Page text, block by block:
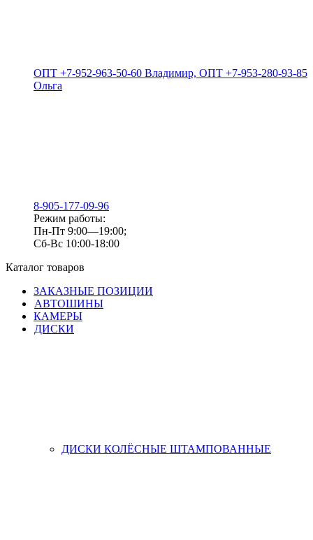
ОПТ +7-952-963-50-60 Владимир, ОПТ +7-953-280-93-85
Ольга
8-905-177-09-96
Режим работы:
Пн-Пт 9:00—19:00;
Сб-Вс 10:00-18:00
Каталог товаров
ЗАКАЗНЫЕ ПОЗИЦИИ
АВТОШИНЫ
КАМЕРЫ
ДИСКИ
ДИСКИ КОЛЁСНЫЕ ШТАМПОВАННЫЕ